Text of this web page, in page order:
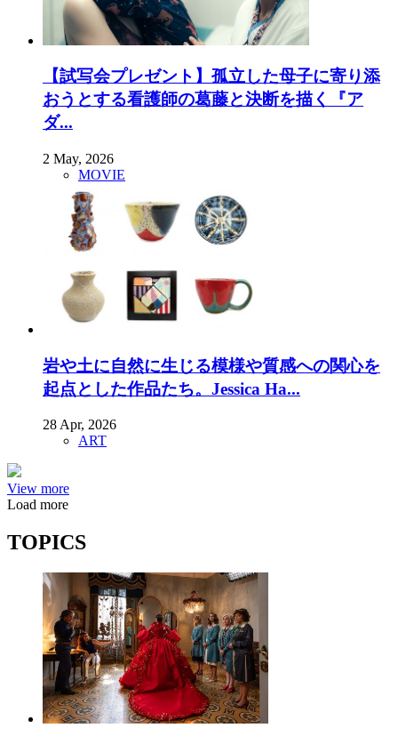
【試写会プレゼント】孤立した母子に寄り添
おうとする看護師の葛藤と決断を描く『ア
ダ...
2 May, 2026
MOVIE
岩や土に自然に生じる模様や質感への関心を
起点とした作品たち。Jessica Ha...
28 Apr, 2026
ART
View more
Load more
TOPICS